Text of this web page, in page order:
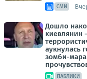
СМИ
Дошло
киевлянин
аукнулась
зомби-
ПАБЛИКИ